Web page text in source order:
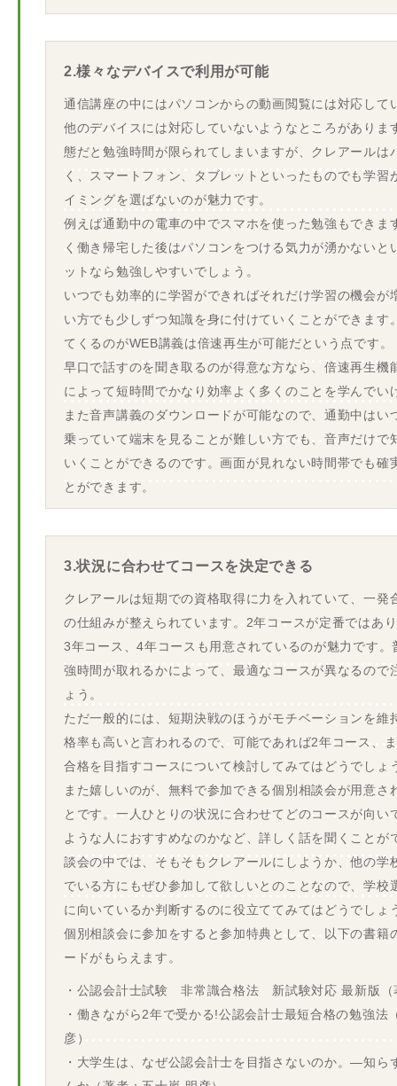
2.様々なデバイスで利用が可能
通信講座の中にはパソコンからの動画閲覧には対応して
他のデバイスには対応していないようなところがありま
態だと勉強時間が限られてしまいますが、クレアールは
く、スマートフォン、タブレットといったものでも学習
イミングを選ばないのが魅力です。
例えば通勤中の電車の中でスマホを使った勉強もできま
く働き帰宅した後はパソコンをつける気力が湧かないと
ットなら勉強しやすいでしょう。
いつでも効率的に学習ができればそれだけ学習の機会が
い方でも少しずつ知識を身に付けていくことができます
てくるのがWEB講義は倍速再生が可能だという点です。
早口で話すのを聞き取るのが得意な方なら、倍速再生機
によって短時間でかなり効率よく多くのことを学んでい
また音声講義のダウンロードが可能なので、通勤中はい
乗っていて端末を見ることが難しい方でも、音声だけで
いくことができるのです。画面が見れない時間帯でも確
とができます。
3.状況に合わせてコースを決定できる
クレアールは短期での資格取得に力を入れていて、一発
の仕組みが整えられています。2年コースが定番ではあ
3年コース、4年コースも用意されているのが魅力です。
強時間が取れるかによって、最適なコースが異なるので
ょう。
ただ一般的には、短期決戦のほうがモチベーションを維
格率も高いと言われるので、可能であれば2年コース、
合格を目指すコースについて検討してみてはどうでしょ
また嬉しいのが、無料で参加できる個別相談会が用意さ
とです。一人ひとりの状況に合わせてどのコースが向い
ような人におすすめなのかなど、詳しく話を聞くことが
談会の中では、そもそもクレアールにしようか、他の学
でいる方にもぜひ参加して欲しいとのことなので、学校
に向いているか判断するのに役立ててみてはどうでしょ
個別相談会に参加をすると参加特典として、以下の書籍
ードがもらえます。
・公認会計士試験 非常識合格法 新試験対応 最新版（
・働きながら2年で受かる!公認会計士最短合格の勉強法
彦）
・大学生は、なぜ公認会計士を目指さないのか。―知ら